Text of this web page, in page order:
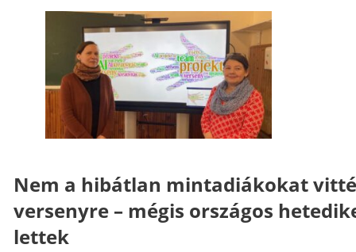
Nem a hibátlan mintadiákokat
versenyre – mégis országos
lettek